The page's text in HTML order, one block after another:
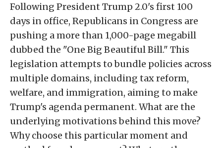
Following President Trump 2.0's first 100
days in office, Republicans in Congress are
pushing a more than 1,000-page megabill
dubbed the "One Big Beautiful Bill." This
legislation attempts to bundle policies across
multiple domains, including tax reform,
welfare, and immigration, aiming to make
Trump's agenda permanent. What are the
underlying motivations behind this move?
Why choose this particular moment and